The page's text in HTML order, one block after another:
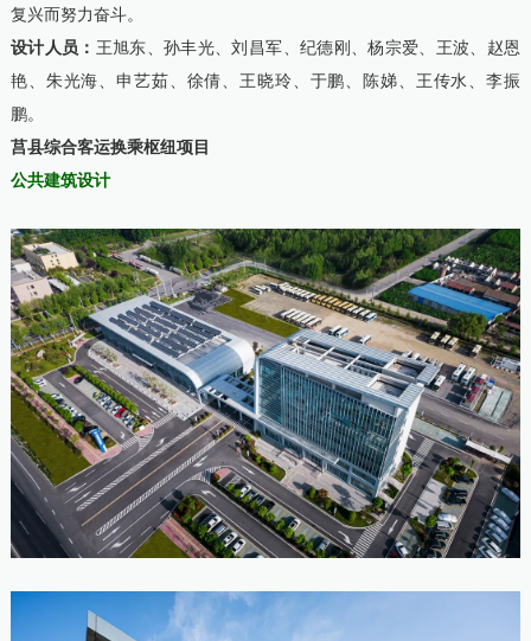
复兴而努力奋斗。
设计人员： 王旭东、孙丰光、刘昌军、纪德刚、杨宗爱、王波、赵恩
艳、朱光海、申艺茹、徐倩、王晓玲、于鹏、陈娣、王传水、李振
鹏。
莒县综合客运换乘枢纽项目
公共建筑设计